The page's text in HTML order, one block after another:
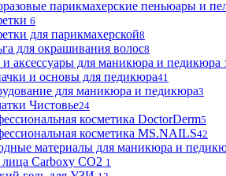
парикмахерские пеньюары и
6
для парикмахерской8
для окрашивания волос8
и аксессуары для маникюра и педикюра
и основы для педикюра41
для маникюра и педикюра3
Чистовье24
косметика DoctorDerm5
косметика MS.NAILS42
материалы для маникюра и
Carboxy CO2 1